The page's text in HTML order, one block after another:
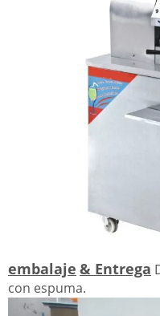
embalaje & Entrega
con espuma.